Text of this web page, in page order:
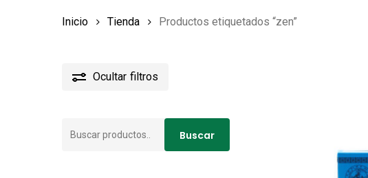
Inicio Tienda Productos etiquetados “zen”
Ocultar filtros
Buscar